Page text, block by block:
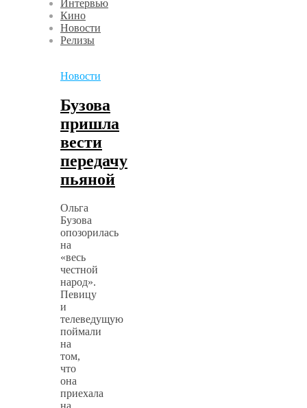
Интервью
Кино
Новости
Релизы
Новости
Бузова
пришла
вести
передачу
пьяной
Ольга
Бузова
опозорилась
на
«весь
честной
народ».
Певицу
и
телеведущую
поймали
на
том,
что
она
приехала